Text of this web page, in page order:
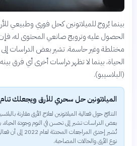
بينما يُروج للميلاتونين كحل فوري وطبيعي
الحصول عليه وترويج صانعي المحتوى له، فإن
مختلطة وغير حاسمة. تشير بعض الدراسات
الحياة، بينما لا تظهر دراسات أخرى أي فرق
(البلاسيبو).
الميلاتونين حل سحري للأرق ويجعلك
النتائج حول فعالية الميلاتونين لعلاج الأرق مقارنة
بعض الدراسات تشير إلى تحسن في النوم وجودة الحياة،
تُشير إحدى
نوع الأرق والحالات المصاحبة.